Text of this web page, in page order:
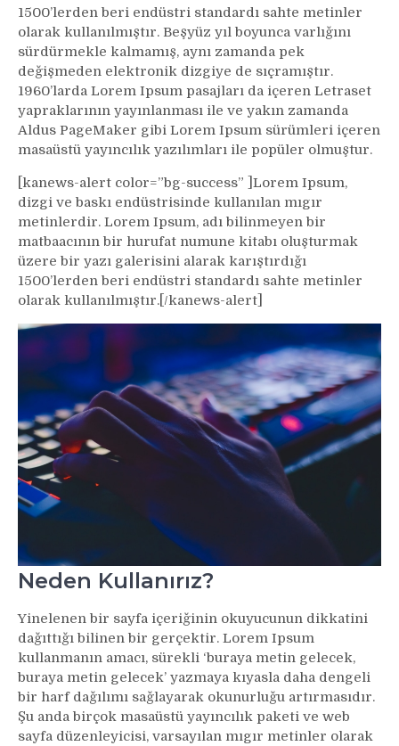
otu
hala
kimse
bilmiyor…
1500’lerden beri endüstri standardı sahte metinler
olarak kullanılmıştır. Beşyüz yıl boyunca varlığını
sürdürmekle kalmamış, aynı zamanda pek
değişmeden elektronik dizgiye de sıçramıştır.
1960’larda Lorem Ipsum pasajları da içeren Letraset
yapraklarının yayınlanması ile ve yakın zamanda
Aldus PageMaker gibi Lorem Ipsum sürümleri içeren
masaüstü yayıncılık yazılımları ile popüler olmuştur.
[kanews-alert color=”bg-success” ]Lorem Ipsum,
dizgi ve baskı endüstrisinde kullanılan mıgır
metinlerdir. Lorem Ipsum, adı bilinmeyen bir
matbaacının bir hurufat numune kitabı oluşturmak
üzere bir yazı galerisini alarak karıştırdığı
1500’lerden beri endüstri standardı sahte metinler
olarak kullanılmıştır.[/kanews-alert]
Neden Kullanırız?
Yinelenen bir sayfa içeriğinin okuyucunun dikkatini
dağıttığı bilinen bir gerçektir. Lorem Ipsum
kullanmanın amacı, sürekli ‘buraya metin gelecek,
buraya metin gelecek’ yazmaya kıyasla daha dengeli
bir harf dağılımı sağlayarak okunurluğu artırmasıdır.
Şu anda birçok masaüstü yayıncılık paketi ve web
sayfa düzenleyicisi, varsayılan mıgır metinler olarak